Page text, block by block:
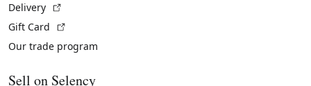
Delivery
Gift Card
Our trade program
Sell on Selency